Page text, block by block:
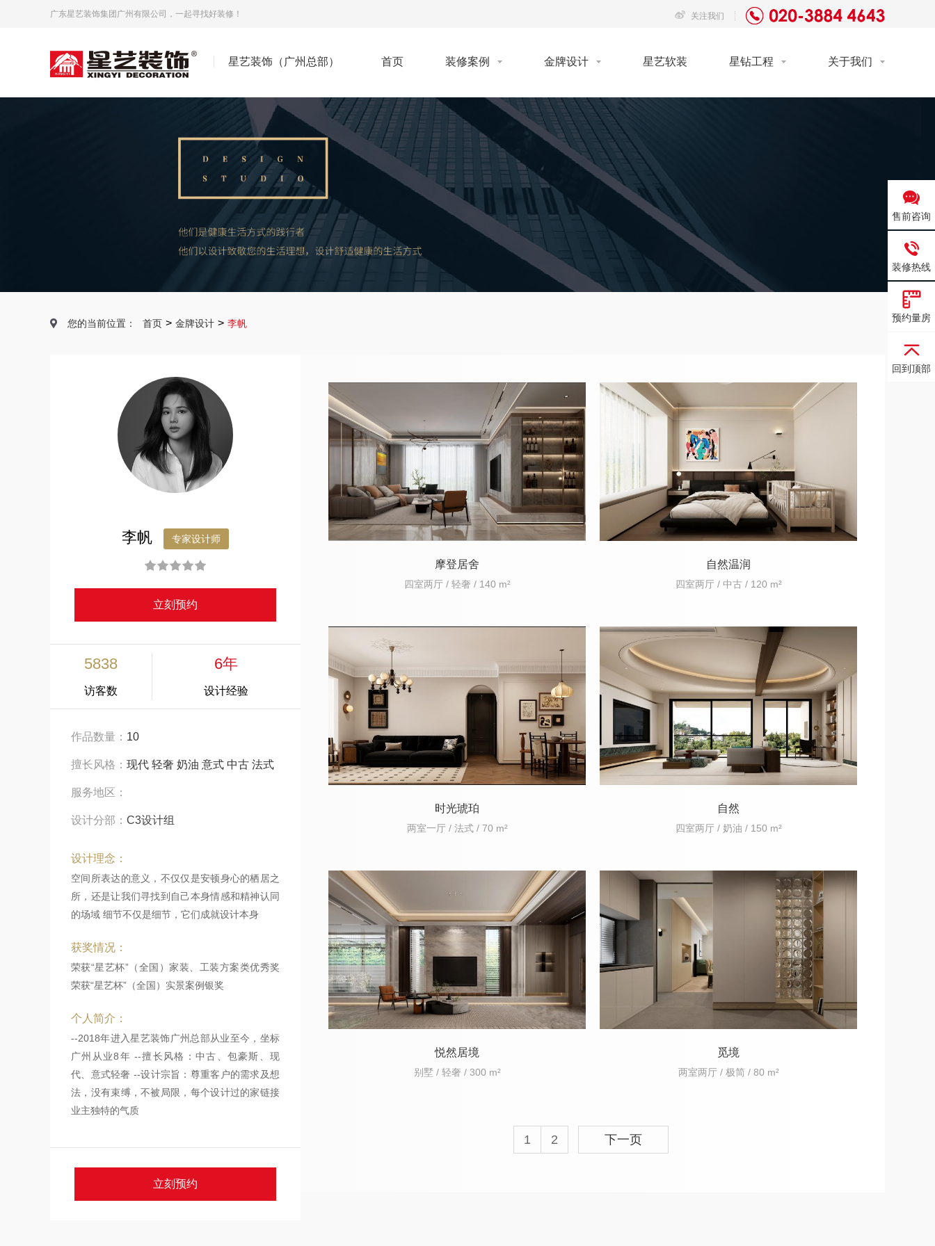
广东星艺装饰集团广州有限公司，一起寻找好装修！ 关注我们
星艺装饰（广州总部） 首页 装修案例 金牌设计 星艺软装 星钻工程 关于我们
您的当前位置： 首页 > 金牌设计 > 李帆
李帆 专家设计师
立刻预约
5838
访客数
6年
设计经验
作品数量： 10
擅长风格： 现代 轻奢 奶油 意式 中古 法式
服务地区：
设计分部： C3设计组
设计理念：
空间所表达的意义，不仅仅是安顿身心的栖居之
所，还是让我们寻找到自己本身情感和精神认同
的场域 细节不仅是细节，它们成就设计本身
获奖情况：
荣获“星艺杯”（全国）家装、工装方案类优秀奖
荣获“星艺杯”（全国）实景案例银奖
个人简介：
--2018年进入星艺装饰广州总部从业至今，坐标
广州从业8年 --擅长风格：中古、包豪斯、现
代、意式轻奢 --设计宗旨：尊重客户的需求及想
法，没有束缚，不被局限，每个设计过的家链接
业主独特的气质
立刻预约
摩登居舍
四室两厅 / 轻奢 / 140 m²
自然温润
四室两厅 / 中古 / 120 m²
时光琥珀
两室一厅 / 法式 / 70 m²
自然
四室两厅 / 奶油 / 150 m²
悦然居境
别墅 / 轻奢 / 300 m²
觅境
两室两厅 / 极简 / 80 m²
1 2 下一页
售前咨询
装修热线
预约量房
回到顶部